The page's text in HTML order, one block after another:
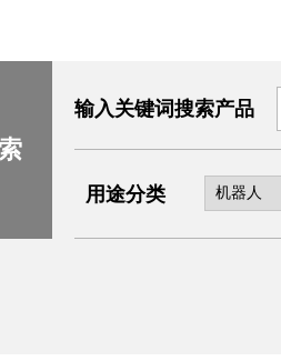
输入关键词搜索产品
用途分类